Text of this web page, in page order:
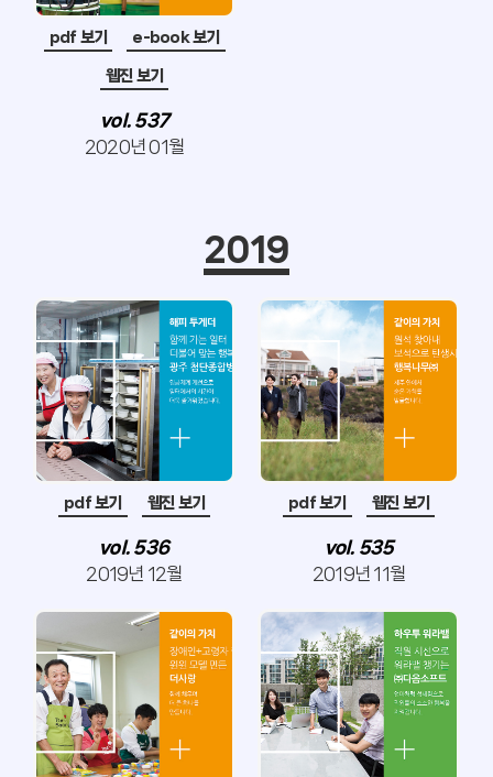
pdf 보기 e-book 보기
웹진 보기
vol. 537
2020년 01월
2019
pdf 보기 웹진 보기
vol. 536
2019년 12월
pdf 보기 웹진 보기
vol. 535
2019년 11월